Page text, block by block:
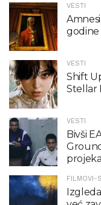
VESTI
godine
VESTI
Shift
Stellar
VESTI
Bivši
FILMOVI-